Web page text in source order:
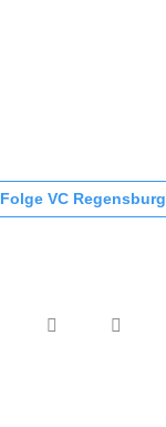
Folge VC Regensburg